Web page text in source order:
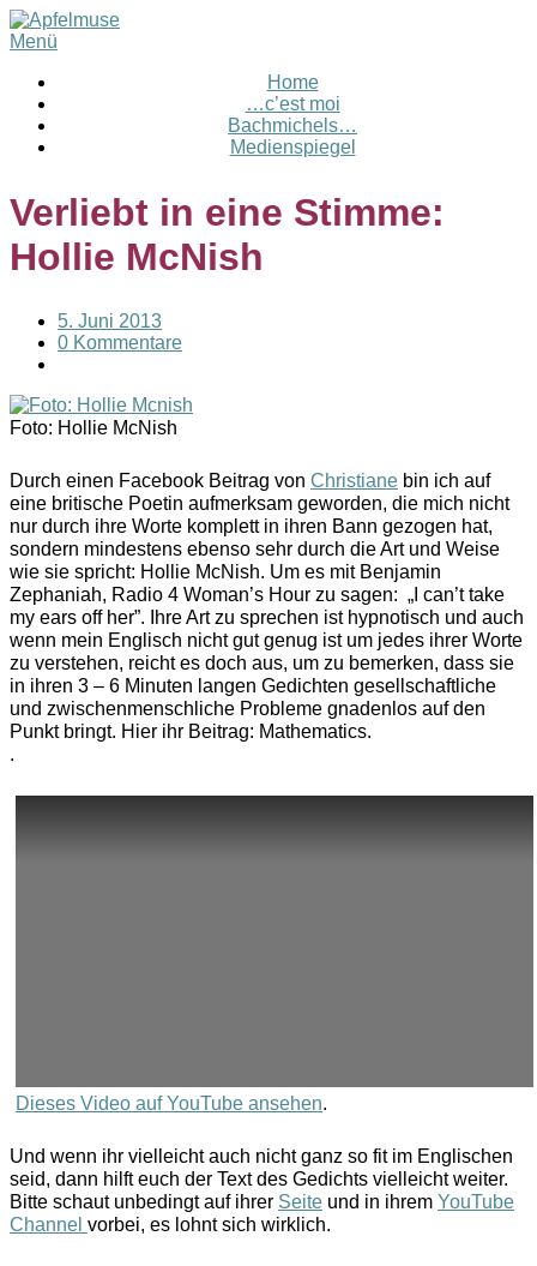
Menü
Home
…c’est moi
Bachmichels…
Medienspiegel
Verliebt in eine Stimme:
Hollie McNish
5. Juni 2013
0 Kommentare
Foto: Hollie McNish
Durch einen Facebook Beitrag von Christiane bin ich auf
eine britische Poetin aufmerksam geworden, die mich nicht
nur durch ihre Worte komplett in ihren Bann gezogen hat,
sondern mindestens ebenso sehr durch die Art und Weise
wie sie spricht: Hollie McNish. Um es mit Benjamin
Zephaniah, Radio 4 Woman’s Hour zu sagen: „I can’t take
my ears off her”. Ihre Art zu sprechen ist hypnotisch und auch
wenn mein Englisch nicht gut genug ist um jedes ihrer Worte
zu verstehen, reicht es doch aus, um zu bemerken, dass sie
in ihren 3 – 6 Minuten langen Gedichten gesellschaftliche
und zwischenmenschliche Probleme gnadenlos auf den
Punkt bringt. Hier ihr Beitrag: Mathematics.
.
Dieses Video auf YouTube ansehen.
Und wenn ihr vielleicht auch nicht ganz so fit im Englischen
seid, dann hilft euch der Text des Gedichts vielleicht weiter.
Bitte schaut unbedingt auf ihrer Seite und in ihrem YouTube
Channel vorbei, es lohnt sich wirklich.